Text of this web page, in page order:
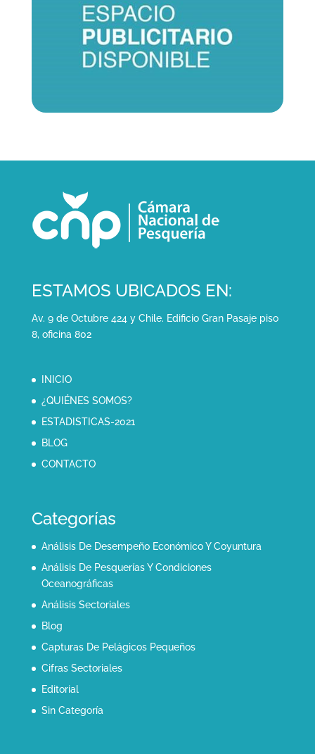
ESTAMOS UBICADOS EN:
Av. 9 de Octubre 424 y Chile. Edificio Gran Pasaje piso
8, oficina 802
INICIO
¿QUIÉNES SOMOS?
ESTADISTICAS-2021
BLOG
CONTACTO
Categorías
Análisis De Desempeño Económico Y Coyuntura
Análisis De Pesquerías Y Condiciones
Oceanográficas
Análisis Sectoriales
Blog
Capturas De Pelágicos Pequeños
Cifras Sectoriales
Editorial
Sin Categoría